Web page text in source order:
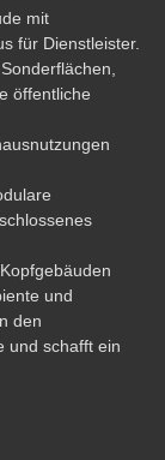
mit
für Dienstleister.
öffentliche
und
den
und schafft ein